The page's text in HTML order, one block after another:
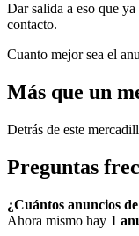
Dar salida a eso que
contacto.
Cuanto mejor sea el
Más que un
Detrás de este
Preguntas
¿Cuántos anuncios
Ahora mismo hay 1